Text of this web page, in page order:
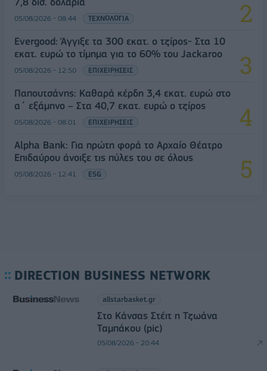
05/08/2026 - 08:44 ΤΕΧΝΟΛΟΓΙΑ
Evergood: Άγγιξε τα 300 εκατ. ο τζίρος- Στα 10
εκατ. ευρώ το τίμημα για το 60% του Jackaroo
05/08/2026 - 12:50 ΕΠΙΧΕΙΡΗΣΕΙΣ
Παπουτσάνης: Καθαρά κέρδη 3,4 εκατ. ευρώ στο
α΄ εξάμηνο – Στα 40,7 εκατ. ευρώ ο τζίρος
05/08/2026 - 08:01 ΕΠΙΧΕΙΡΗΣΕΙΣ
Alpha Bank: Για πρώτη φορά το Αρχαίο Θέατρο
Επιδαύρου άνοιξε τις πύλες του σε όλους
05/08/2026 - 12:41 ESG
DIRECTION BUSINESS NETWORK
allstarbasket.gr
Στο Κάνσας Στέιτ η Τζωάνα
Ταμπάκου (pic)
05/08/2026 - 20:44